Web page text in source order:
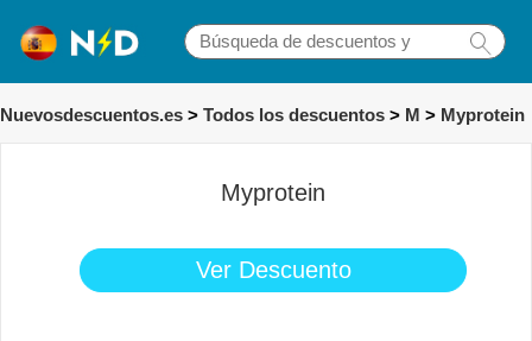
Nuevosdescuentos.es > Todos los descuentos > M > Myprotein
Myprotein
Ver Descuento